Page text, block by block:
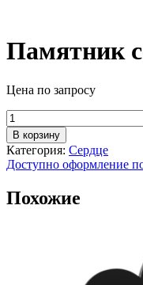
Памятник
Цена по запросу
Количество
товара
Памятник
сердце-038
В корзину
Категория: Сердце
Доступно оформление
Похожие